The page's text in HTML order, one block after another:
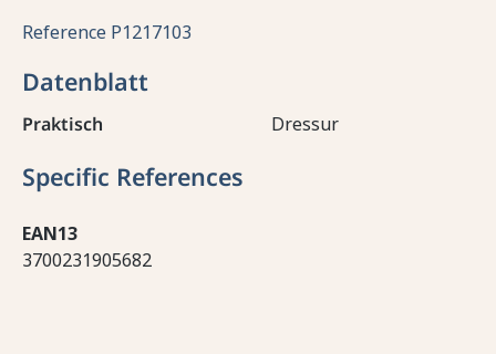
Reference P1217103
Datenblatt
Praktisch Dressur
Specific References
EAN13
3700231905682